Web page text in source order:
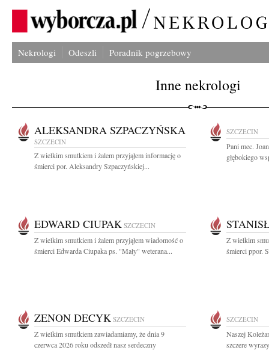
Nekrologi Odeszli Poradnik pogrzebowy
Inne nekrologi
ALEKSANDRA SZPACZYŃSKA
SZCZECIN
Z wielkim smutkiem i żalem przyjąłem informację o
śmierci por. Aleksandry Szpaczyńskiej...
SZCZECIN
Pani mec.
głębokiego
EDWARD CIUPAK SZCZECIN
Z wielkim smutkiem i żalem przyjąłem wiadomość o
śmierci Edwarda Ciupaka ps. "Mały" weterana...
Z wielkim
śmierci ppor.
ZENON DECYK SZCZECIN
Z wielkim smutkiem zawiadamiamy, że dnia 9
czerwca 2026 roku odszedł nasz serdeczny
SZCZECIN
Naszej
szczere